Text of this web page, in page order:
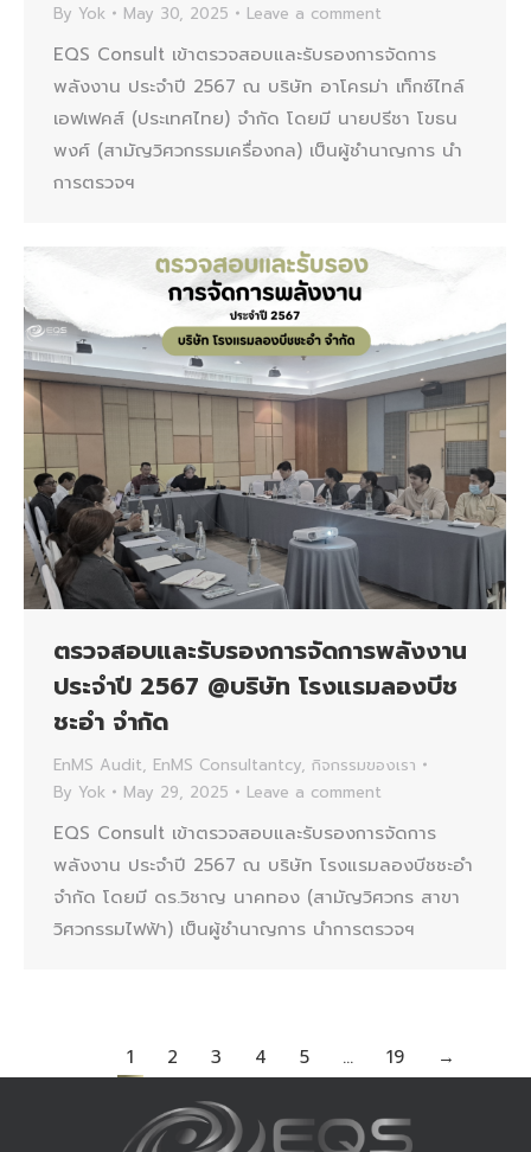
By Yok May 30, 2025 Leave a comment
EQS Consult เข้าตรวจสอบและรับรองการจัดการ
พลังงาน ประจำปี 2567 ณ บริษัท อาโครม่า เท็กซ์ไทล์
เอฟเฟคส์ (ประเทศไทย) จำกัด โดยมี นายปรีชา โขธน
พงศ์ (สามัญวิศวกรรมเครื่องกล) เป็นผู้ชำนาญการ นำ
การตรวจฯ
ตรวจสอบและรับรองการจัดการพลังงาน
ประจำปี 2567 @บริษัท โรงแรมลองบีช
ชะอำ จำกัด
EnMS Audit, EnMS Consultantcy, กิจกรรมของเรา
By Yok May 29, 2025 Leave a comment
EQS Consult เข้าตรวจสอบและรับรองการจัดการ
พลังงาน ประจำปี 2567 ณ บริษัท โรงแรมลองบีชชะอำ
จำกัด โดยมี ดร.วิชาญ นาคทอง (สามัญวิศวกร สาขา
วิศวกรรมไฟฟ้า) เป็นผู้ชำนาญการ นำการตรวจฯ
1 2 3 4 5 … 19 →